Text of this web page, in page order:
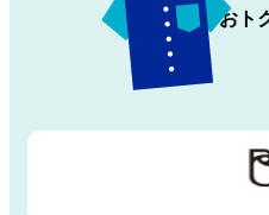
新品でおト